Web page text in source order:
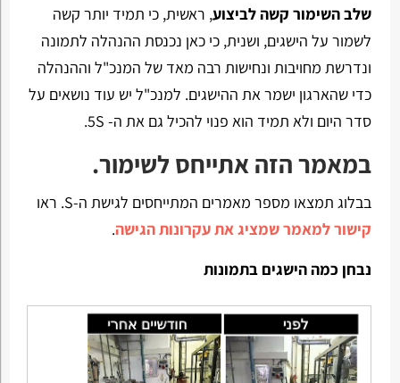
שלב השימור קשה לביצוע, ראשית, כי תמיד יותר קשה
לשמור על הישגים, ושנית, כי כאן נכנסת ההנהלה לתמונה
ונדרשת מחויבות ונחישות רבה מאד של המנכ"ל וההנהלה
כדי שהארגון ישמר את ההישגים. למנכ"ל יש עוד נושאים על
סדר היום ולא תמיד הוא פנוי להכיל גם את ה- 5S
.
במאמר הזה אתייחס לשימור.
בבלוג תמצאו מספר מאמרים המתייחסים לגישת ה-S. ראו
קישור למאמר שמציג את עקרונות הגישה.
נבחן כמה הישגים בתמונות